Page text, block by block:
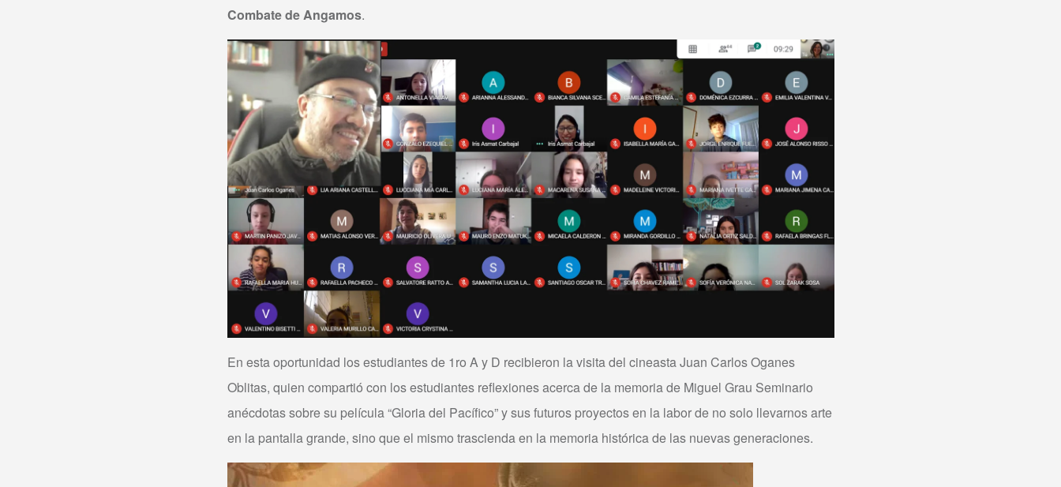
Combate de Angamos.
En esta oportunidad los estudiantes de 1ro A y D recibieron la visita del cineasta Juan Carlos Oganes
Oblitas, quien compartió con los estudiantes reflexiones acerca de la memoria de Miguel Grau Seminario
anécdotas sobre su película “Gloria del Pacífico” y sus futuros proyectos en la labor de no solo llevarnos arte
en la pantalla grande, sino que el mismo trascienda en la memoria histórica de las nuevas generaciones.